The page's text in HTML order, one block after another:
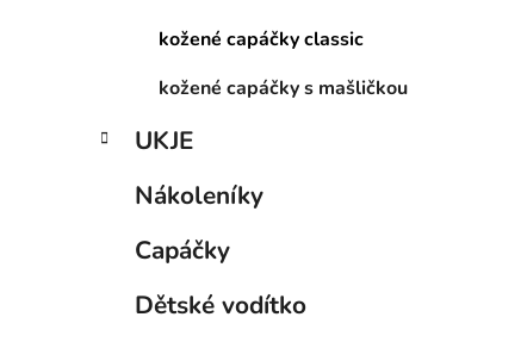
kožené capáčky classic
kožené capáčky s mašličkou
UKJE
Nákoleníky
Capáčky
Dětské vodítko